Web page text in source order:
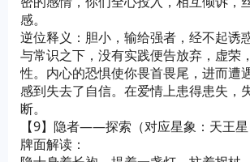
感。
逆位释义：胆小，输给强者，经不起诱
与常识之下，没有实践便告放弃，虚荣
性。内心的恐惧使你畏首畏尾，进而遭
感到失去了自信。在爱情上患得患失，
断。
【9】隐者——探索（对应星象：天王星
牌面解读：